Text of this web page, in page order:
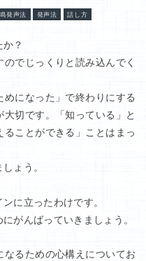
発声法 発声法 話し方
？
でじっくりと読み込んでく
になった」で終わりにする
切です。「知っている」と
ることができる」ことはまっ
ょう。
に立ったわけです。
がんばっていきましょう。
るための心構えについてお